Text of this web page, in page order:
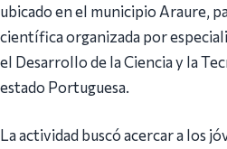
ubicado en el municipio Araure,
científica organizada por
el Desarrollo de la Ciencia y la
estado Portuguesa.
La actividad buscó acercar a los